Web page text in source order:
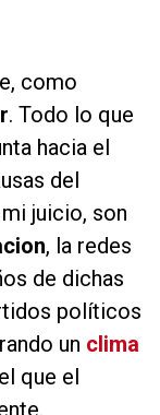
como
. Todo lo que
hacia el
del
juicio, son
, la redes
de dichas
políticos
un clima
que el